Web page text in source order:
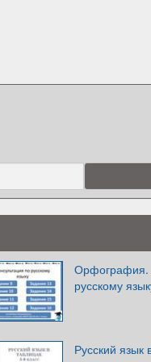
Орфография.
русскому
Русский язык